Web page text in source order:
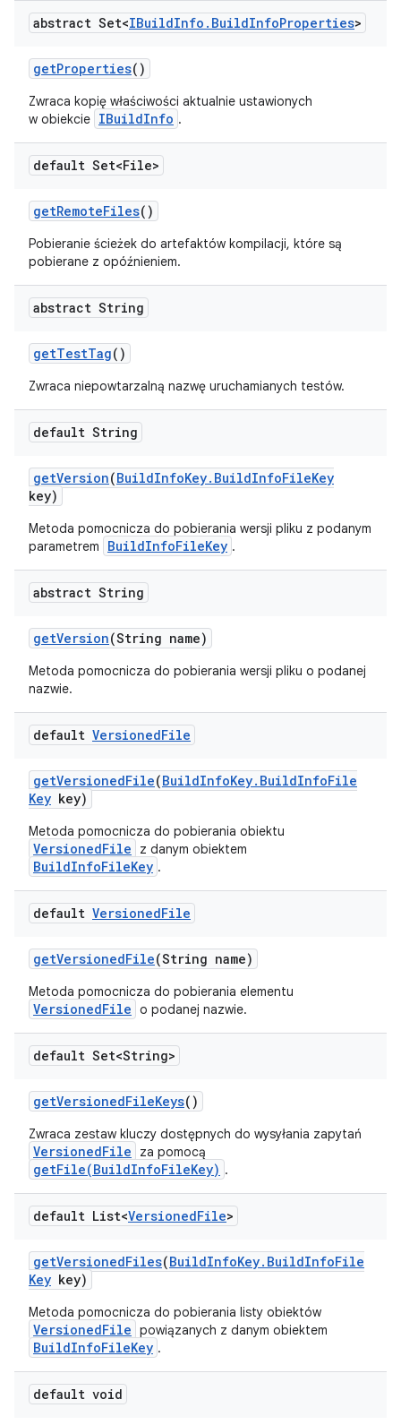
abstract Set<IBuildInfo . BuildInfoProperties>
getProperties()
Zwraca kopię właściwości aktualnie ustawionych
w obiekcie IBuildInfo .
default Set<File>
getRemoteFiles()
Pobieranie ścieżek do artefaktów kompilacji, które są
pobierane z opóźnieniem.
abstract String
getTestTag()
Zwraca niepowtarzalną nazwę uruchamianych testów.
default String
getVersion(BuildInfoKey. BuildInfoFileKey
key)
Metoda pomocnicza do pobierania wersji pliku z podanym
parametrem
BuildInfoFileKey .
abstract String
getVersion(String name)
Metoda pomocnicza do pobierania wersji pliku o podanej
nazwie.
default VersionedFile
getVersionedFile(BuildInfoKey. BuildInfoFile
Key key)
Metoda pomocnicza do pobierania obiektu
VersionedFile z danym obiektem
BuildInfoFileKey .
default VersionedFile
getVersionedFile(String name)
Metoda pomocnicza do pobierania elementu
VersionedFile o podanej nazwie.
default Set<String>
getVersionedFileKeys()
Zwraca zestaw kluczy dostępnych do wysyłania zapytań
VersionedFile za pomocą
getFile(BuildInfoFileKey) .
default List<VersionedFile>
getVersionedFiles(BuildInfoKey. BuildInfoFile
Key key)
Metoda pomocnicza do pobierania listy obiektów
VersionedFile powiązanych z danym obiektem
BuildInfoFileKey .
default void